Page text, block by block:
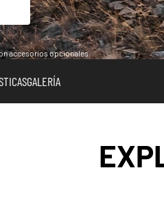
accesorios opcionales.
GALERÍA